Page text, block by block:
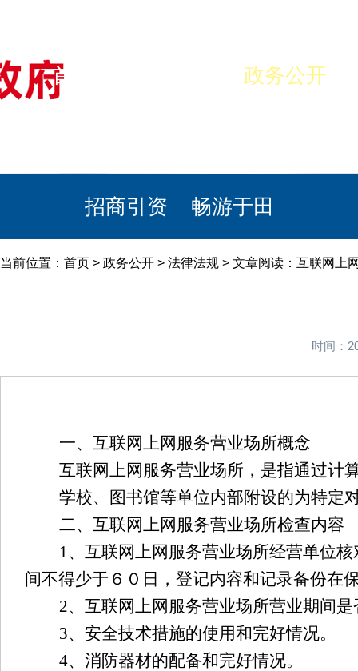
首页 政务公开
招商引资 畅游于田
当前位置： 首页 > 政务公开 > 法律法规 > 文章阅读：互联网上
时间：
一、互联网上网服务营业场所概念
互联网上网服务营业场所，是指通过计
学校、图书馆等单位内部附设的为特定
二、互联网上网服务营业场所检查内容
1、互联网上网服务营业场所经营单位
间不得少于６０日，登记内容和记录备份在
2、互联网上网服务营业场所营业期间
3、安全技术措施的使用和完好情况。
4、消防器材的配备和完好情况。